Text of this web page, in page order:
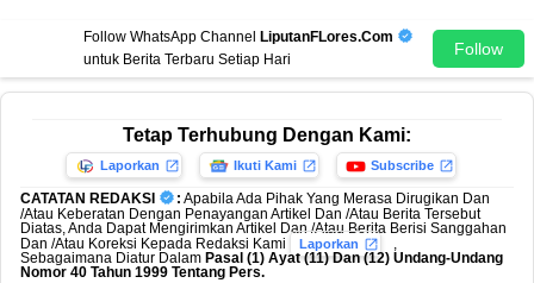
Follow WhatsApp Channel
LiputanFLores.Com
untuk Berita Terbaru Setiap Hari
Follow
Tetap Terhubung Dengan Kami:
Laporkan Ikuti Kami Subscribe
CATATAN REDAKSI : Apabila Ada Pihak Yang Merasa Dirugikan Dan
/Atau Keberatan Dengan Penayangan Artikel Dan /Atau Berita Tersebut
Diatas, Anda Dapat Mengirimkan Artikel Dan /Atau Berita Berisi Sanggahan
Dan /Atau Koreksi Kepada Redaksi Kami
Laporkan
,
Sebagaimana Diatur Dalam Pasal (1) Ayat (11) Dan (12) Undang-Undang
Nomor 40 Tahun 1999 Tentang Pers.